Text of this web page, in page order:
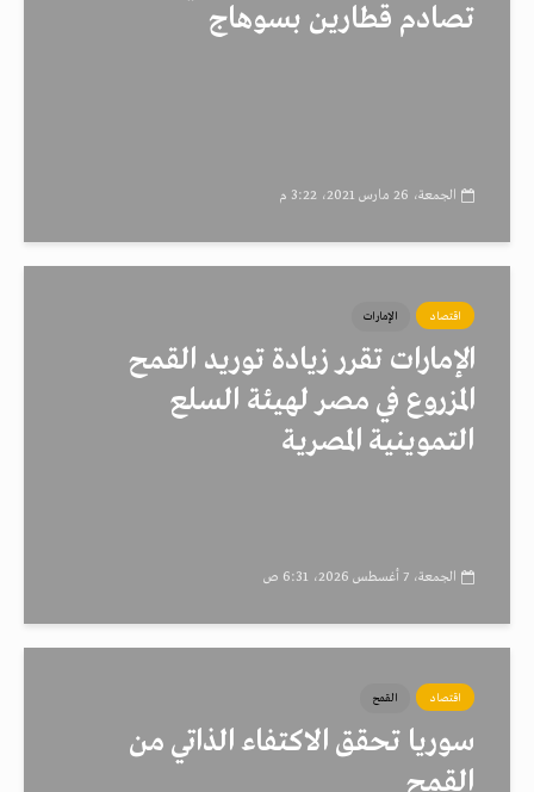
تصادم قطارين بسوهاج
الجمعة، 26 مارس 2021، 3:22 م
اقتصاد الإمارات
الإمارات تقرر زيادة توريد القمح
المزروع في مصر لهيئة السلع
التموينية المصرية
الجمعة، 7 أغسطس 2026، 6:31 ص
اقتصاد القمح
سوريا تحقق الاكتفاء الذاتي من
القمح